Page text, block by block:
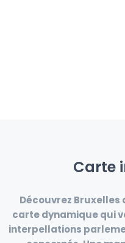
Carte
Découvrez Bruxelles
carte dynamique qui
interpellations